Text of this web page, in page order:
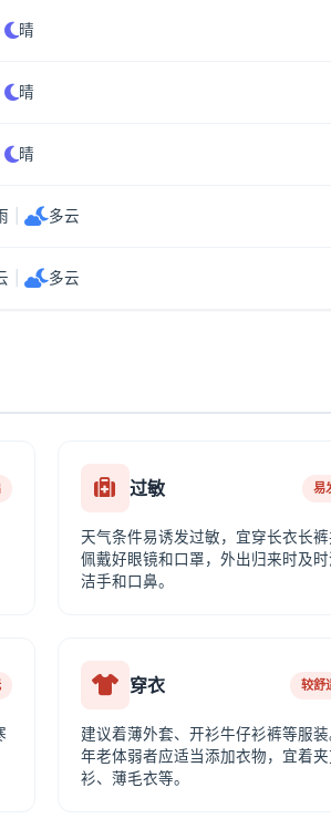
晴
晴
晴
多云
多云
过敏 易
天气条件易诱发过敏，宜穿长衣长裤
佩戴好眼镜和口罩，外出归来时及时
洁手和口鼻。
穿衣 较舒
建议着薄外套、开衫牛仔衫裤等服装
年老体弱者应适当添加衣物，宜着夹
衫、薄毛衣等。